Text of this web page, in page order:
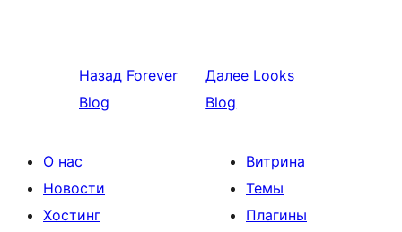
Назад Forever
Blog
Далее Looks
Blog
О нас
Новости
Хостинг
Витрина
Темы
Плагины